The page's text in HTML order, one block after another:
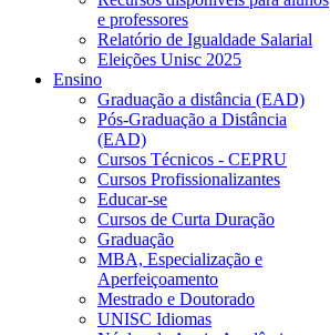
e professores
Relatório de Igualdade Salarial
Eleições Unisc 2025
Ensino
Graduação a distância (EAD)
Pós-Graduação a Distância
(EAD)
Cursos Técnicos - CEPRU
Cursos Profissionalizantes
Educar-se
Cursos de Curta Duração
Graduação
MBA, Especialização e
Aperfeiçoamento
Mestrado e Doutorado
UNISC Idiomas